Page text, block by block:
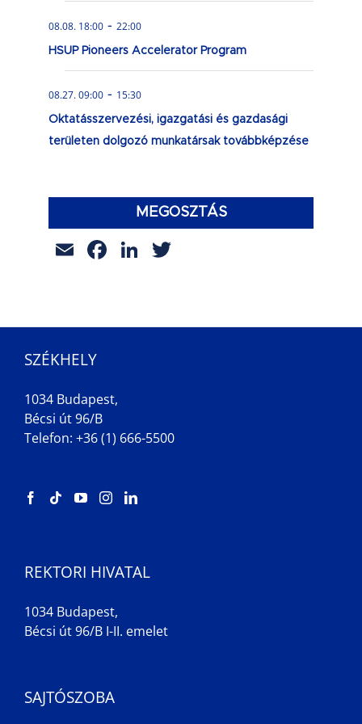
08.08. 18:00 - 22:00
HSUP Pioneers Accelerator Program
08.27. 09:00 - 15:30
Oktatásszervezési, igazgatási és gazdasági
területen dolgozó munkatársak továbbképzése
MEGOSZTÁS
EmailFacebook
LinkedIn
SZÉKHELY
1034 Budapest,
Bécsi út 96/B
Telefon: +36 (1) 666-5500
REKTORI HIVATAL
1034 Budapest,
Bécsi út 96/B I-II. emelet
SAJTÓSZOBA